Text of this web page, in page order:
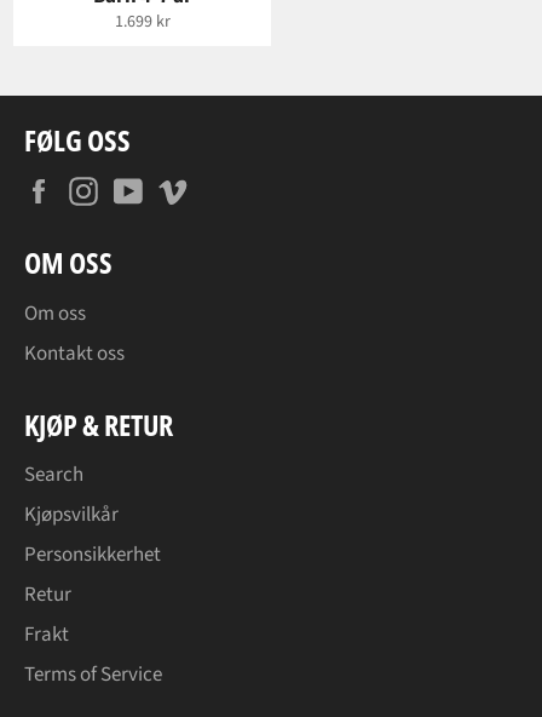
Vanlig
1.699 kr
FØLG OSS
FacebookInstagram
YouTube
OM OSS
Om oss
Kontakt oss
KJØP & RETUR
Search
Kjøpsvilkår
Personsikkerhet
Retur
Frakt
Terms of Service